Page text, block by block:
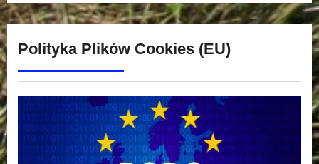
Polityka Plików Cookies (EU)